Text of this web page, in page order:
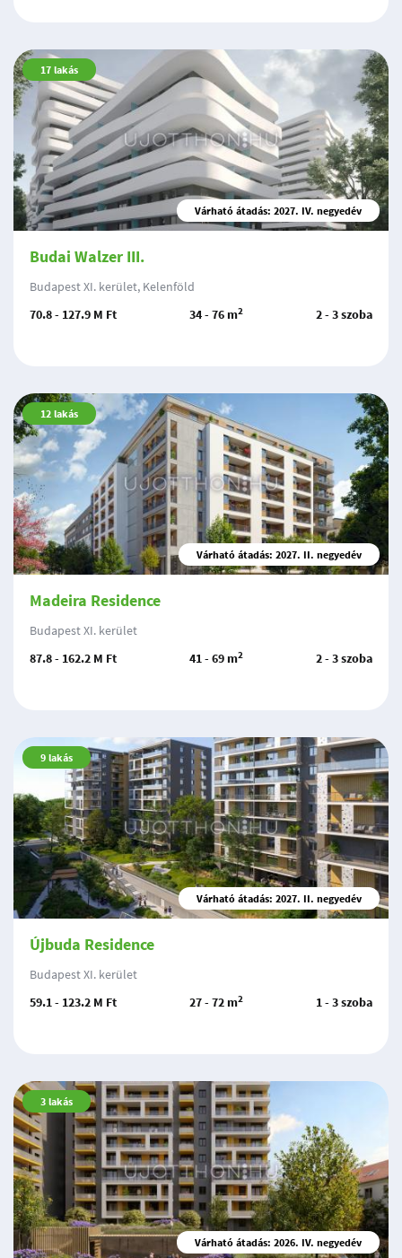
17 lakás
Várható átadás: 2027. IV. negyedév
Budai Walzer III.
Budapest XI. kerület, Kelenföld
70.8 - 127.9 M Ft
34 - 76 m2 2 - 3 szoba
12 lakás
Várható átadás: 2027. II. negyedév
Madeira Residence
Budapest XI. kerület
87.8 - 162.2 M Ft
41 - 69 m2 2 - 3 szoba
9 lakás
Várható átadás: 2027. II. negyedév
Újbuda Residence
Budapest XI. kerület
59.1 - 123.2 M Ft
27 - 72 m2 1 - 3 szoba
3 lakás
Várható átadás: 2026. IV. negyedév